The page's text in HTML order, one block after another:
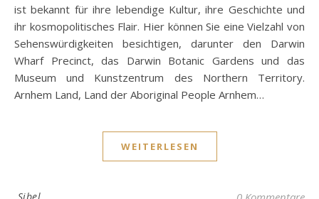
ist bekannt für ihre lebendige Kultur, ihre Geschichte und
ihr kosmopolitisches Flair. Hier können Sie eine Vielzahl von
Sehenswürdigkeiten besichtigen, darunter den Darwin
Wharf Precinct, das Darwin Botanic Gardens und das
Museum und Kunstzentrum des Northern Territory.
Arnhem Land, Land der Aboriginal People Arnhem…
WEITERLESEN
Sibel